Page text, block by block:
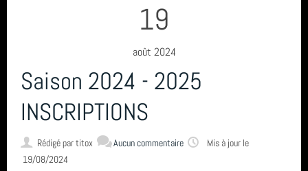
BENEVOLAT
COTISATIONS
19
août 2024
Saison 2024 - 2025
INSCRIPTIONS
Rédigé partitox Aucun commentaire
Mis à jour le
19/08/2024